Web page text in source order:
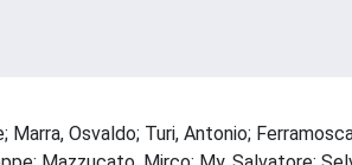
Osvaldo; Turi, Antonio;